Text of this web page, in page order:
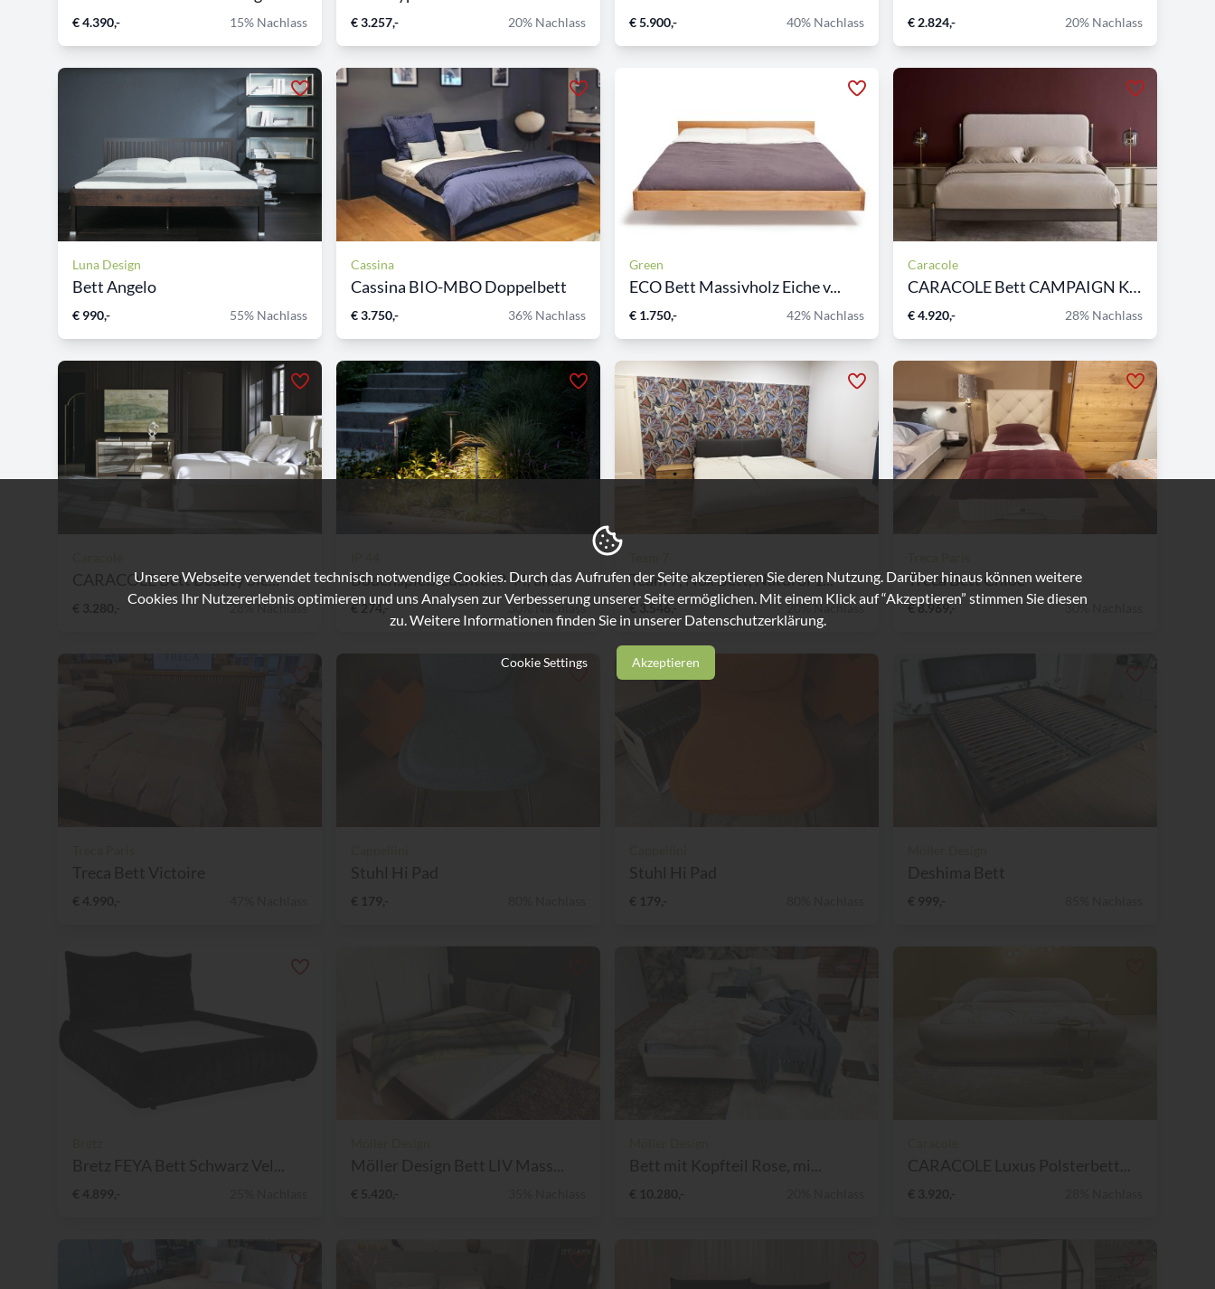
€ 4.390,- 15% Nachlass € 3.257,- 20% Nachlass € 5.900,- 40% Nachlass € 2.824,- 20% Nachlass
Luna Design
Bett Angelo
€ 990,- 55% Nachlass
Cassina
Cassina BIO-MBO Doppelbett
€ 3.750,- 36% Nachlass
Green
ECO Bett Massivholz Eiche v...
€ 1.750,- 42% Nachlass
Caracole
CARACOLE Bett CAMPAIGN KING...
€ 4.920,- 28% Nachlass
CARACOLE Bett Beauty Sle...
€ 3.280,- 28% Nachlass
Bodenspießleuchte IP 44, an...
€ 274,- 30% Nachlass
Team 7, Nox Bett, Naturöl 1...
€ 3.546,- 20% Nachlass
Treca Bett Chloe
€ 8.969,- 30% Nachlass
Unsere Webseite verwendet technisch notwendige Cookies. Durch das Aufrufen der Seite akzeptieren Sie deren Nutzung. Darüber hinaus können weitere
Cookies Ihr Nutzererlebnis optimieren und uns Analysen zur Verbesserung unserer Seite ermöglichen. Mit einem Klick auf “Akzeptieren” stimmen Sie diesen
zu. Weitere Informationen finden Sie in unserer Datenschutzerklärung.
Cookie Settings Akzeptieren